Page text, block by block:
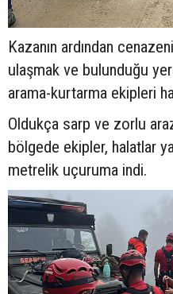
Kazanın ardından
ulaşmak ve bulunduğu
arama-kurtarma ekipleri
Oldukça sarp ve zorlu
bölgede ekipler, halatlar
metrelik uçuruma indi.